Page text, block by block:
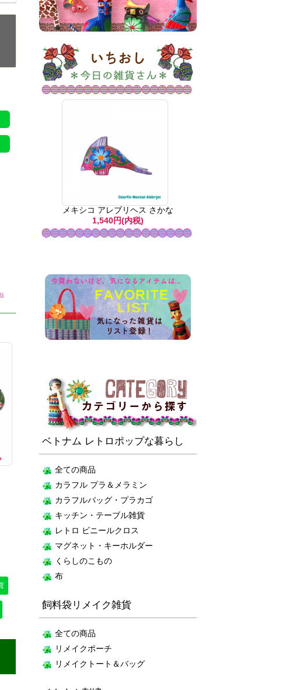
メキシコ アレブリヘス さかな
1,540円(内税)
ベトナム レトロポップな暮らし
全ての商品
カラフル プラ＆メラミン
カラフルバッグ・プラカゴ
キッチン・テーブル雑貨
レトロ ビニールクロス
マグネット・キーホルダー
くらしのこもの
布
飼料袋リメイク雑貨
全ての商品
リメイクポーチ
リメイクトート＆バッグ